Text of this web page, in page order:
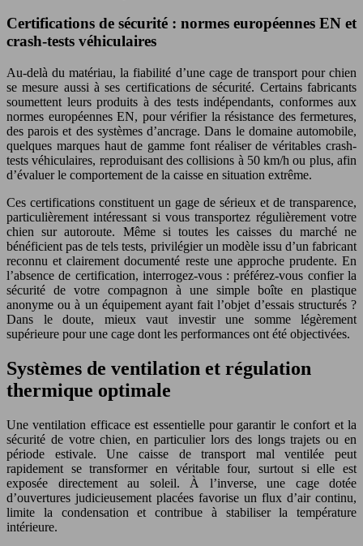
Certifications de sécurité : normes européennes EN et
crash-tests véhiculaires
Au-delà du matériau, la fiabilité d’une cage de transport pour chien
se mesure aussi à ses certifications de sécurité. Certains fabricants
soumettent leurs produits à des tests indépendants, conformes aux
normes européennes EN, pour vérifier la résistance des fermetures,
des parois et des systèmes d’ancrage. Dans le domaine automobile,
quelques marques haut de gamme font réaliser de véritables crash-
tests véhiculaires, reproduisant des collisions à 50 km/h ou plus, afin
d’évaluer le comportement de la caisse en situation extrême.
Ces certifications constituent un gage de sérieux et de transparence,
particulièrement intéressant si vous transportez régulièrement votre
chien sur autoroute. Même si toutes les caisses du marché ne
bénéficient pas de tels tests, privilégier un modèle issu d’un fabricant
reconnu et clairement documenté reste une approche prudente. En
l’absence de certification, interrogez-vous : préférez-vous confier la
sécurité de votre compagnon à une simple boîte en plastique
anonyme ou à un équipement ayant fait l’objet d’essais structurés ?
Dans le doute, mieux vaut investir une somme légèrement
supérieure pour une cage dont les performances ont été objectivées.
Systèmes de ventilation et régulation
thermique optimale
Une ventilation efficace est essentielle pour garantir le confort et la
sécurité de votre chien, en particulier lors des longs trajets ou en
période estivale. Une caisse de transport mal ventilée peut
rapidement se transformer en véritable four, surtout si elle est
exposée directement au soleil. À l’inverse, une cage dotée
d’ouvertures judicieusement placées favorise un flux d’air continu,
limite la condensation et contribue à stabiliser la température
intérieure.